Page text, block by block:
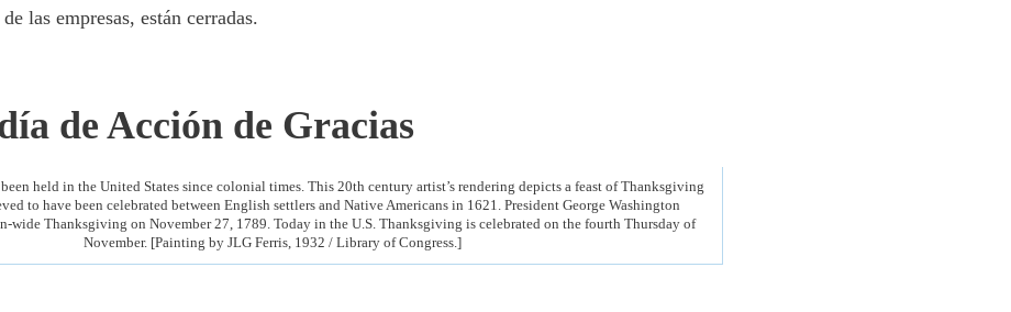
las empresas, están cerradas.
de Acción de Gracias
held in the United States since colonial times. This 20th century artist’s rendering depicts a feast of Thanksgiving
to have been celebrated between English settlers and Native Americans in 1621. President George Washington
wide Thanksgiving on November 27, 1789. Today in the U.S. Thanksgiving is celebrated on the fourth Thursday of
November. [Painting by JLG Ferris, 1932 / Library of Congress.]